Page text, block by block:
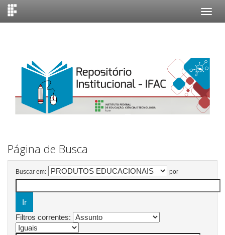
Página de Busca
Buscar em: por
Filtros correntes: